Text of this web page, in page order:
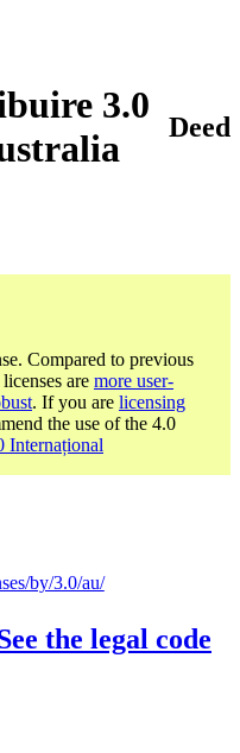
3.0
Deed
Compared to previous
are more user-
. If you are licensing
the use of the 4.0
Internațional
by/3.0/au/
the legal code